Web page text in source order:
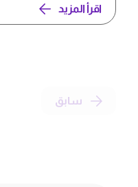
اقرأ المزيد
سابق